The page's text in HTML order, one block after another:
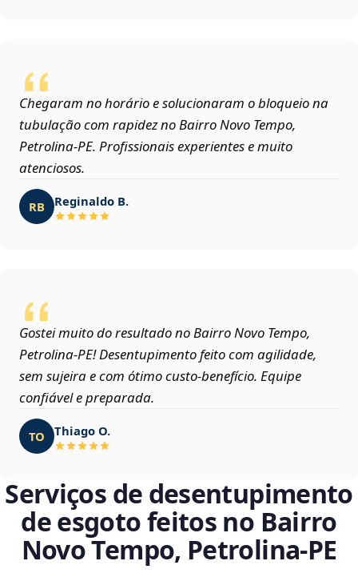
Chegaram no horário e solucionaram o bloqueio na
tubulação com rapidez no Bairro Novo Tempo,
Petrolina‑PE. Profissionais experientes e muito
atenciosos.
RB Reginaldo B.
Gostei muito do resultado no Bairro Novo Tempo,
Petrolina‑PE! Desentupimento feito com agilidade,
sem sujeira e com ótimo custo-benefício. Equipe
confiável e preparada.
TO Thiago O.
Serviços de desentupimento
de esgoto feitos no Bairro
Novo Tempo, Petrolina‑PE